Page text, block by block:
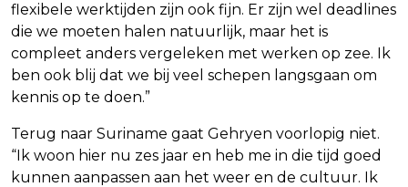
flexibele werktijden zijn ook fijn. Er zijn wel deadlines
die we moeten halen natuurlijk, maar het is
compleet anders vergeleken met werken op zee. Ik
ben ook blij dat we bij veel schepen langsgaan om
kennis op te doen.”
Terug naar Suriname gaat Gehryen voorlopig niet.
“Ik woon hier nu zes jaar en heb me in die tijd goed
kunnen aanpassen aan het weer en de cultuur. Ik